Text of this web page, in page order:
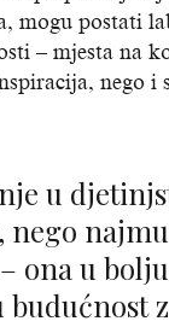
mogu postati
– mjesta na
nego i
nego
ona u